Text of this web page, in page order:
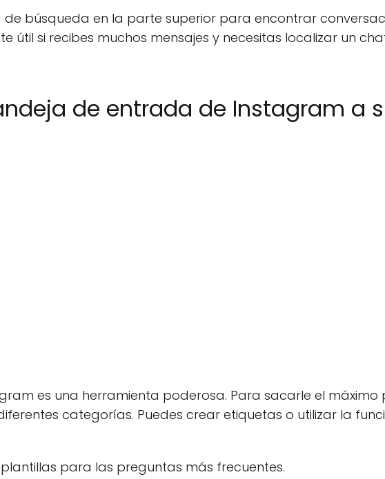
búsqueda en la parte superior para encontrar
útil si recibes muchos mensajes y necesitas localizar un
de entrada de Instagram a
es una herramienta poderosa. Para sacarle el máximo
categorías. Puedes crear etiquetas o utilizar la
para las preguntas más frecuentes.